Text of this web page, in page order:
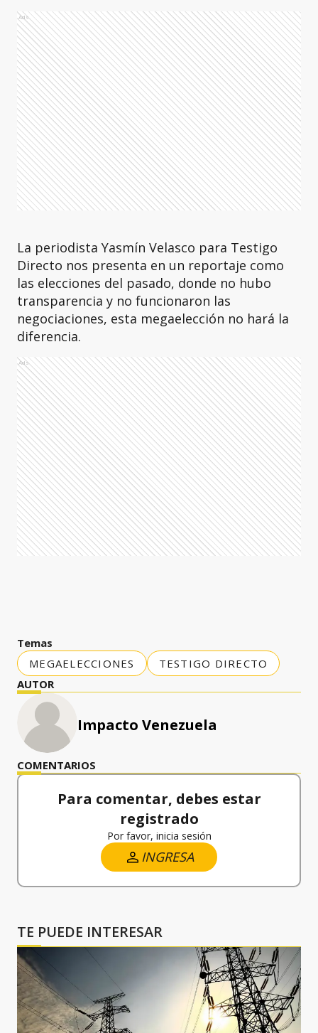
Ads
La periodista Yasmín Velasco para Testigo
Directo nos presenta en un reportaje como
las elecciones del pasado, donde no hubo
transparencia y no funcionaron las
negociaciones, esta megaelección no hará la
diferencia.
Ads
Temas
MEGAELECCIONES
TESTIGO DIRECTO
AUTOR
Impacto Venezuela
COMENTARIOS
Para comentar, debes estar
registrado
Por favor, inicia sesión
INGRESA
TE PUEDE INTERESAR